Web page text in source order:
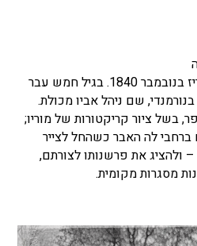
אוסקר-קלוד מונה נולד בפריז בנובמבר 1840. בגיל חמש עבר
שם ניהל אביו מכולת.
בשל ציור קריקטורות של מוריו;
לה האבר כשהחל לצייר
– ולהציג את פרשנותו לצורתם,
מסגרות מקומית.